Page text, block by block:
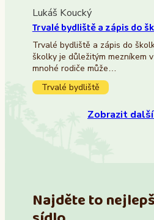
Lukáš Koucký
Trvalé bydliště a zápis do
Trvalé bydliště a zápis do
školky je důležitým mezníkem
mnohé rodiče může…
Trvalé bydliště
Zobrazit
Najděte to